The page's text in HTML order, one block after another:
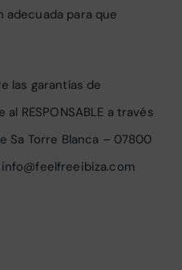
para que
las garantías de
RESPONSABLE a través
Sa Torre Blanca – 07800
info@feelfreeibiza.com